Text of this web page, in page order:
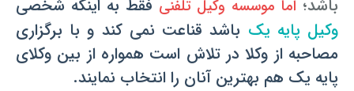
باشد؛ اما موسسه وکیل تلفنی فقط به اینکه شخصی
وکیل پایه یک باشد قناعت نمی کند و با برگزاری
مصاحبه از وکلا در تلاش است همواره از بین وکلای
پایه یک هم بهترین آنان را انتخاب نمایند.